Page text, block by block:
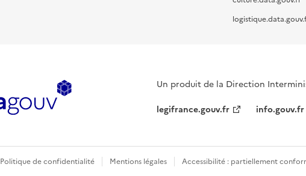
Un produit de la Direction
legifrance.gouv.fr
info.gouv.fr
Politique de confidentialité Mentions légales Accessibilité : partiellement